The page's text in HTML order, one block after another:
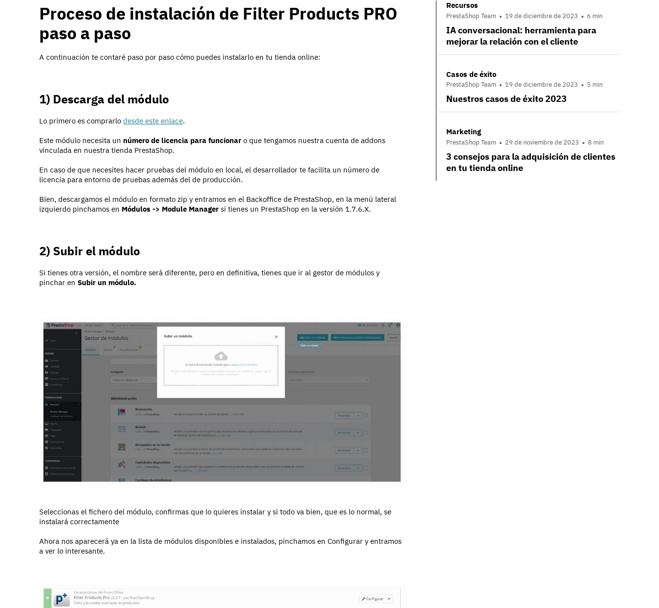
Proceso de instalación de Filter Products PRO
paso a paso
A continuación te contaré paso por paso cómo puedes instalarlo en tu tienda online:
1) Descarga del módulo
Lo primero es comprarlo desde este enlace.
Este módulo necesita un número de licencia para funcionar o que tengamos nuestra cuenta de addons
vinculada en nuestra tienda PrestaShop.
En caso de que necesites hacer pruebas del módulo en local, el desarrollador te facilita un número de
licencia para entorno de pruebas además del de producción.
Bien, descargamos el módulo en formato zip y entramos en el Backoffice de PrestaShop, en la menú lateral
izquierdo pinchamos en Módulos -> Module Manager si tienes un PrestaShop en la versión 1.7.6.X.
2) Subir el módulo
Si tienes otra versión, el nombre será diferente, pero en definitiva, tienes que ir al gestor de módulos y
pinchar en Subir un módulo.
Seleccionas el fichero del módulo, confirmas que lo quieres instalar y si todo va bien, que es lo normal, se
instalará correctamente
Ahora nos aparecerá ya en la lista de módulos disponibles e instalados, pinchamos en Configurar y entramos
a ver lo interesante.
Recursos
PrestaShop Team 19 de diciembre de 2023 6 min
IA conversacional: herramienta para
mejorar la relación con el cliente
Casos de éxito
PrestaShop Team 19 de diciembre de 2023 5 min
Nuestros casos de éxito 2023
Marketing
PrestaShop Team 29 de noviembre de 2023 8 min
3 consejos para la adquisición de clientes
en tu tienda online